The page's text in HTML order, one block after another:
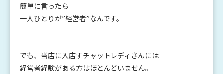
簡単に言ったら
一人ひとりが”経営者”なんです。
でも、当店に入店すチャットレディさんには
経営者経験がある方はほとんどいません。